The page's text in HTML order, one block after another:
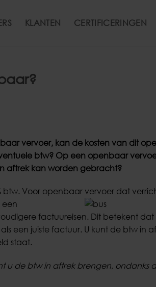
KLANTEN CERTIFICERINGEN
vervoer, kan de kosten van dit
btw? Op een openbaar
aftrek kan worden gebracht?
btw. Voor openbaar vervoer dat
een
factuureisen. Dit betekent dat
een juiste factuur. U kunt de btw in
staat.
u de btw in aftrek brengen, ondanks